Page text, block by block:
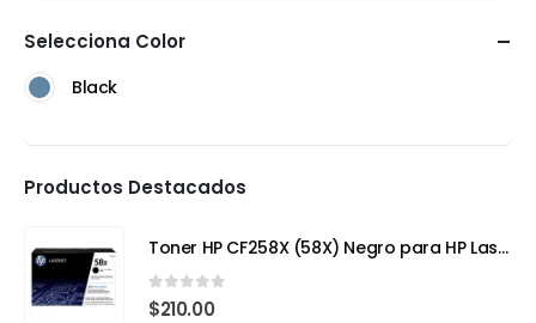
Selecciona Color
Black
Productos Destacados
Toner HP CF258X (58X) Negro para HP LaserJet Pro
0 out of 5
$210.00